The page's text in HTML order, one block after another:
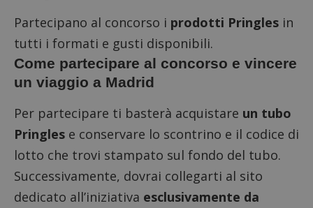
Partecipano al concorso i prodotti Pringles in
tutti i formati e gusti disponibili.
Come partecipare al concorso e vincere
un viaggio a Madrid
Per partecipare ti basterà acquistare un tubo
Pringles e conservare lo scontrino e il codice di
lotto che trovi stampato sul fondo del tubo.
Successivamente, dovrai collegarti al sito
dedicato all’iniziativa esclusivamente da